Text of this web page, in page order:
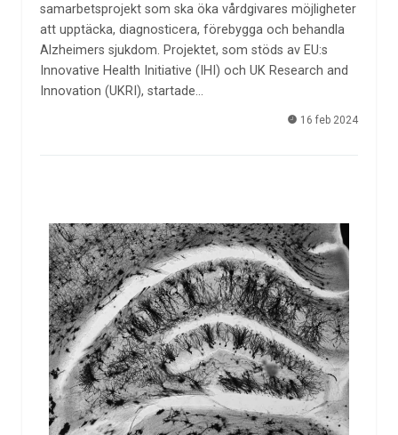
samarbetsprojekt som ska öka vårdgivares möjligheter
att upptäcka, diagnosticera, förebygga och behandla
Alzheimers sjukdom. Projektet, som stöds av EU:s
Innovative Health Initiative (IHI) och UK Research and
Innovation (UKRI), startade…
16 feb 2024